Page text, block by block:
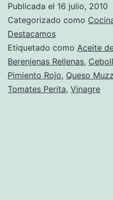
Publicada el 16 julio, 2010
Categorizado como
Destacamos
Etiquetado como Aceite
Berenjenas Rellenas,
Pimiento Rojo, Queso
Tomates Perita, Vinagre